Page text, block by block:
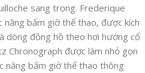
sang trọng. Frederique
bấm giờ thể thao, được kích
dòng đồng hồ theo hơi hướng cổ
Chronograph được làm nhỏ gọn
năng bấm giờ thể thao thông